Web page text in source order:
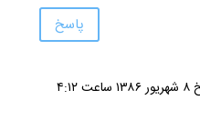
پاسخ
| نوشته شده در تاریخ ۸ شهریور ۱۳۸۶ ساعت ۴:۱۲